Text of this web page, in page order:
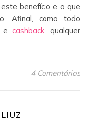
benefício e o que
Afinal, como todo
ecashback , qualquer
4 Comentários